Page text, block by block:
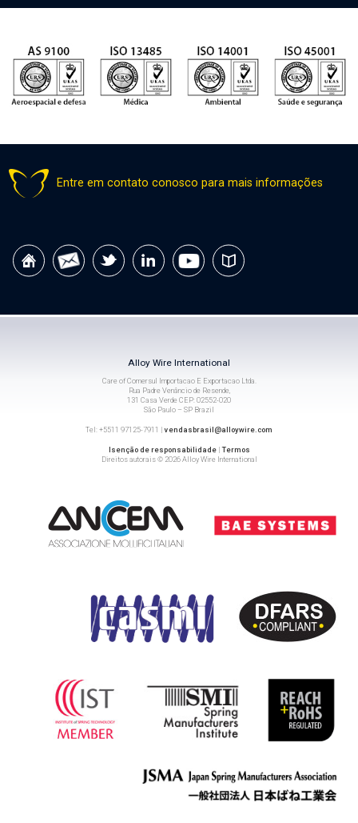
Entre em contato conosco para mais informações
Alloy Wire International
Care of Comersul Importacao E Exportacao Ltda.
Rua Padre Venâncio de Resende,
131 Casa Verde CEP: 02552-020
São Paulo – SP Brazil
Tel: +5511 97125-7911 |vendasbrasil@alloywire.com
Isenção de responsabilidade|Termos
Direitos autorais © 2026 Alloy Wire International